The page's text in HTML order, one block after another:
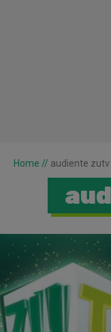
Home // audiente zutv